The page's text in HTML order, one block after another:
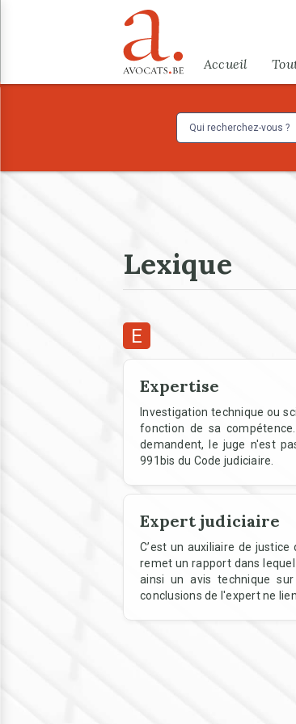
Menu
Accueil
Lexique
E
Expertise
Investigation technique ou
fonction de sa
demandent, le juge n'est
991bis du Code judiciaire.
Expert judiciaire
C’est un auxiliaire de
remet un rapport dans
ainsi un avis technique
conclusions de l'expert ne